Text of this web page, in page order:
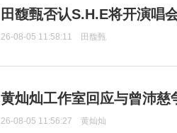
田馥甄否认S.H.E将开演唱
26-08-05 11:58:11 田馥甄
黄灿灿工作室回应与曾沛慈
26-08-05 11:56:27 黄灿灿